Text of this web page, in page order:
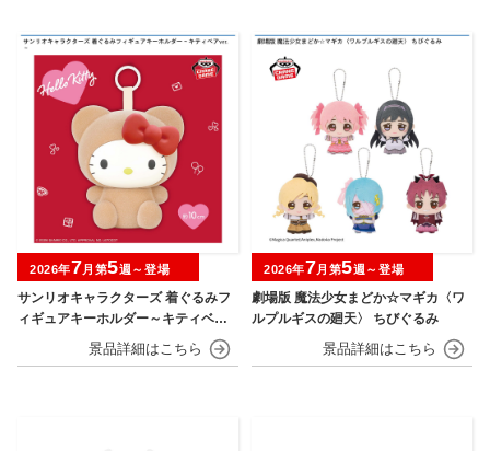
サンリオキャラクターズ 着ぐるみフ
ィギュアキーホルダー～キティベアv
2026年7月第5週～登場
劇場版 魔法少女まどか☆マギカ〈ワ
ルプルギスの廻天〉 ちびぐるみ
2026年7月第5週～登場